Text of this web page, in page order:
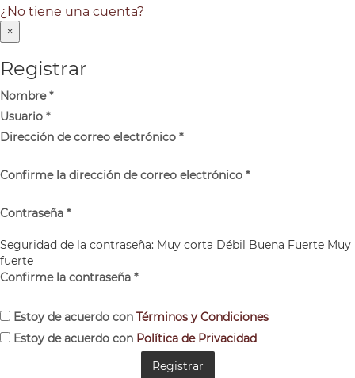
¿No tiene una cuenta?
×
Registrar
Nombre*
Usuario *
Dirección de correo electrónico *
Confirme la dirección de correo electrónico *
Contraseña *
Seguridad de la contraseña: Muy corta Débil Buena Fuerte Muy
fuerte
Confirme la contraseña *
Estoy de acuerdo con Términos y Condiciones
Estoy de acuerdo con Política de Privacidad
Registrar